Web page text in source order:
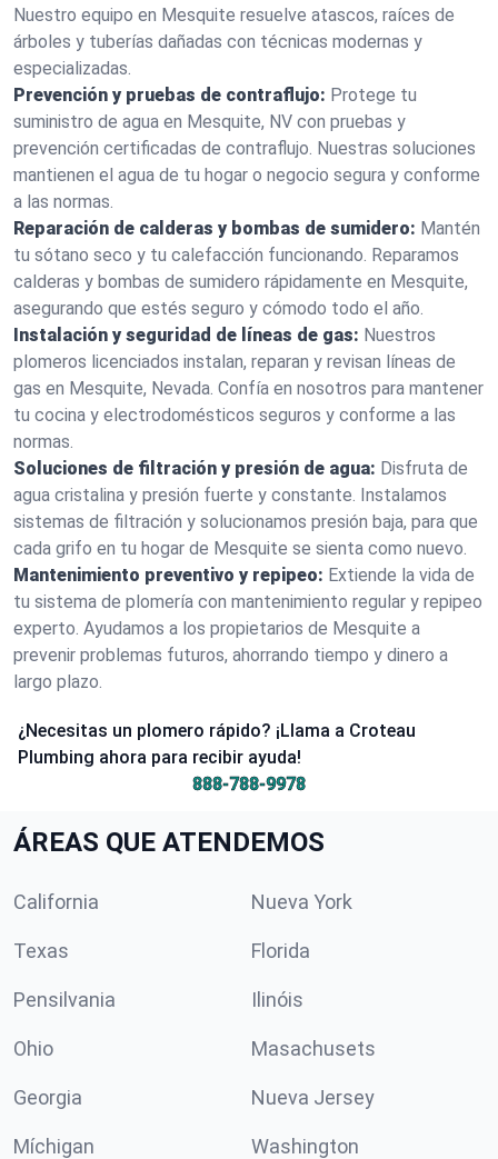
Nuestro equipo en Mesquite resuelve atascos, raíces de
árboles y tuberías dañadas con técnicas modernas y
especializadas.
Prevención y pruebas de contraflujo: Protege tu
suministro de agua en Mesquite, NV con pruebas y
prevención certificadas de contraflujo. Nuestras soluciones
mantienen el agua de tu hogar o negocio segura y conforme
a las normas.
Reparación de calderas y bombas de sumidero: Mantén
tu sótano seco y tu calefacción funcionando. Reparamos
calderas y bombas de sumidero rápidamente en Mesquite,
asegurando que estés seguro y cómodo todo el año.
Instalación y seguridad de líneas de gas: Nuestros
plomeros licenciados instalan, reparan y revisan líneas de
gas en Mesquite, Nevada. Confía en nosotros para mantener
tu cocina y electrodomésticos seguros y conforme a las
normas.
Soluciones de filtración y presión de agua: Disfruta de
agua cristalina y presión fuerte y constante. Instalamos
sistemas de filtración y solucionamos presión baja, para que
cada grifo en tu hogar de Mesquite se sienta como nuevo.
Mantenimiento preventivo y repipeo: Extiende la vida de
tu sistema de plomería con mantenimiento regular y repipeo
experto. Ayudamos a los propietarios de Mesquite a
prevenir problemas futuros, ahorrando tiempo y dinero a
largo plazo.
¿Necesitas un plomero rápido? ¡Llama a Croteau
Plumbing ahora para recibir ayuda!
888-788-9978
ÁREAS QUE ATENDEMOS
California Nueva York
Texas Florida
Pensilvania Ilinóis
Ohio Masachusets
Georgia Nueva Jersey
Míchigan Washington